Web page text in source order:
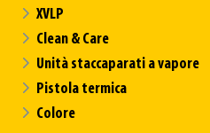
XVLP
Clean & Care
Unità staccaparati a vapore
Pistola termica
Colore